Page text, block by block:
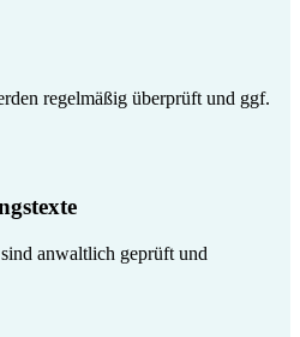
regelmäßig überprüft und ggf.
anwaltlich geprüft und